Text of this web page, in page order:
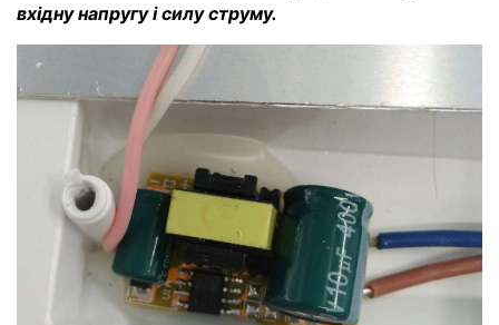
вхідну напругу і силу струму.